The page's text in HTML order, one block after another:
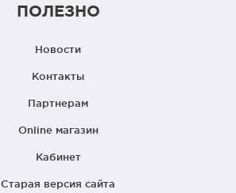
ПОЛЕЗНО
Новости
Контакты
Партнерам
Online магазин
Кабинет
Старая версия сайта